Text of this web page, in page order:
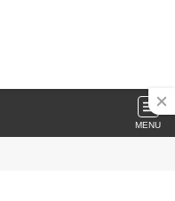
MENU